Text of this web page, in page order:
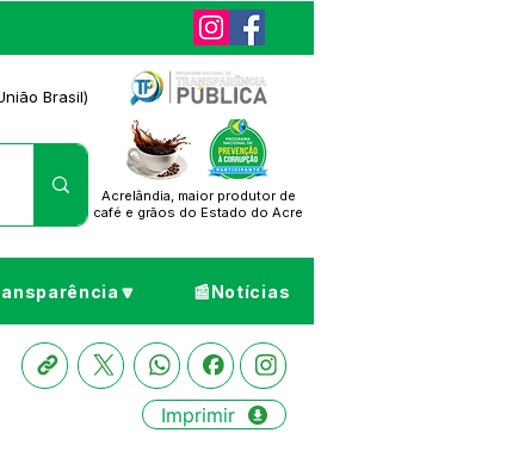
Brasil)
Acrelândia, maior produtor de
café e grãos do Estado do Acre
📰Notícias
Imprimir